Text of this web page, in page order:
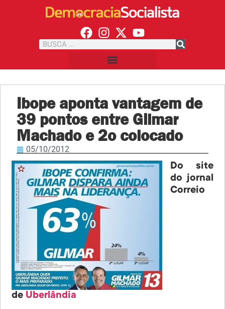
Ibope aponta vantagem de
39 pontos entre Gilmar
Machado e 2o colocado
05/10/2012
Do site
do jornal
Correio
de Uberlândia